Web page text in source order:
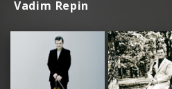
Vadim Repin